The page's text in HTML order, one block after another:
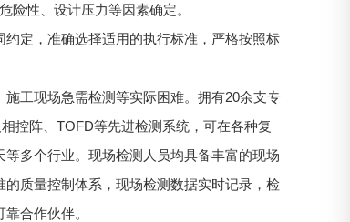
险性、设计压力等因素确定。
定，准确选择适用的执行标准，严格按照标
工现场急需检测等实际困难。拥有20余支专
控阵、TOFD等先进检测系统，可在各种复
多个行业。现场检测人员均具备丰富的现场
质量控制体系，现场检测数据实时记录，检
合作伙伴。